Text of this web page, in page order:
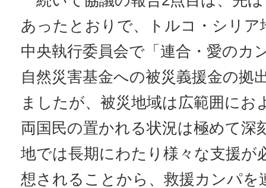
あったとおりで、トルコ・シリア
中央執行委員会で「連合・愛のカ
自然災害基金への被災義援金の拠
ましたが、被災地域は広範囲にお
両国民の置かれる状況は極めて深
地では長期にわたり様々な支援が
想されることから、救援カンパを